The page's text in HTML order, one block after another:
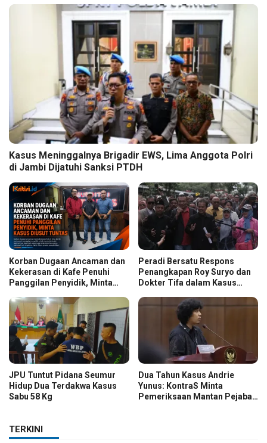
Kasus Meninggalnya Brigadir EWS, Lima Anggota Polri
di Jambi Dijatuhi Sanksi PTDH
Korban Dugaan Ancaman dan
Kekerasan di Kafe Penuhi
Panggilan Penyidik, Minta
Peradi Bersatu Respons
Penangkapan Roy Suryo dan
Dokter Tifa dalam Kasus
JPU Tuntut Pidana Seumur
Hidup Dua Terdakwa Kasus
Sabu 58 Kg
Dua Tahun Kasus Andrie
Yunus: KontraS Minta
Pemeriksaan Mantan Pejabat
TERKINI